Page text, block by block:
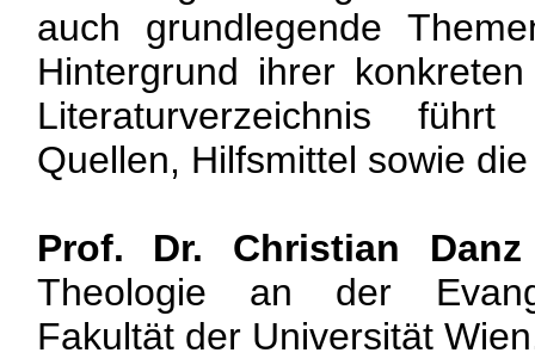
auch grundlegende
Hintergrund ihrer
Literaturverzeichnis
Quellen, Hilfsmittel sowie
Prof. Dr. Christian Danz
Theologie an der
Fakultät der Universität